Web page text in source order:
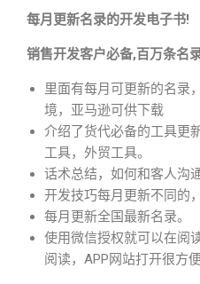
每月更新名录的开发电子书!
销售开发客户必备,百万条名
里面有每月可更新的名录
境，亚马逊可供下载
介绍了货代必备的工具更
工具，外贸工具。
话术总结，如何和客人沟
开发技巧每月更新不同的
每月更新全国最新名录。
使用微信授权就可以在阅
阅读，APP网站打开很方便